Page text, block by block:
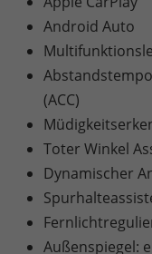
Android Auto
(ACC)
Toter Winkel
Dynamischer
Außenspiegel: